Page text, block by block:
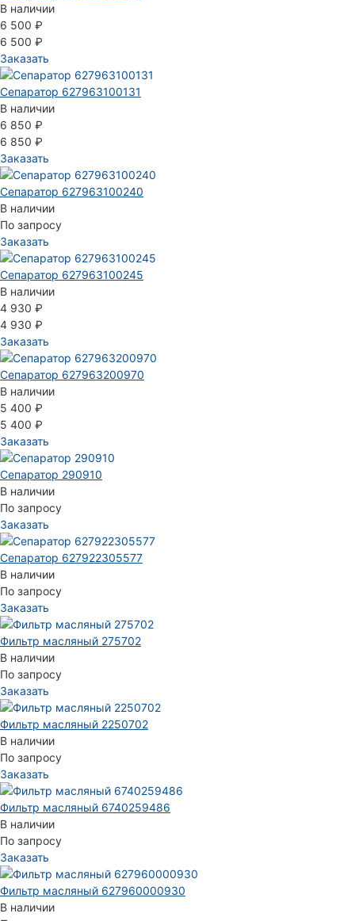
В наличии
6 500 ₽
6 500 ₽
Заказать
Сепаратор 627963100131
В наличии
6 850 ₽
6 850 ₽
Заказать
Сепаратор 627963100240
В наличии
По запросу
Заказать
Сепаратор 627963100245
В наличии
4 930 ₽
4 930 ₽
Заказать
Сепаратор 627963200970
В наличии
5 400 ₽
5 400 ₽
Заказать
Сепаратор 290910
В наличии
По запросу
Заказать
Сепаратор 627922305577
В наличии
По запросу
Заказать
Фильтр масляный 275702
В наличии
По запросу
Заказать
Фильтр масляный 2250702
В наличии
По запросу
Заказать
Фильтр масляный 6740259486
В наличии
По запросу
Заказать
Фильтр масляный 627960000930
В наличии